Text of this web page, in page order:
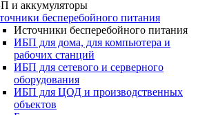
и аккумуляторы
бесперебойного питания
Источники бесперебойного питания
ИБП для дома, для компьютера и
рабочих станций
ИБП для сетевого и серверного
оборудования
ИБП для ЦОД и производственных
объектов